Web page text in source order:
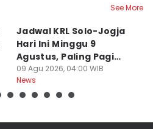
See More
Jadwal KRL Solo-Jogja
Hari Ini Minggu 9
Agustus, Paling Pagi
Berangkat Pukul 05.00
09 Agu 2026, 04:00 WIB
News